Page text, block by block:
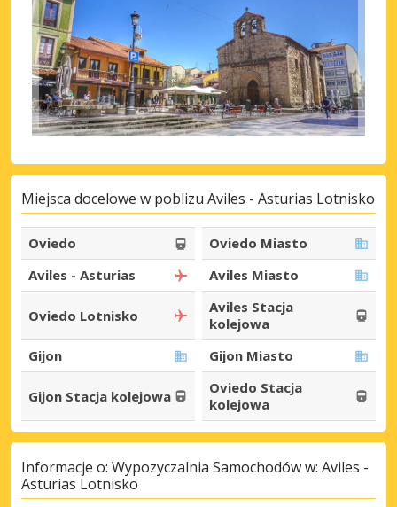
Miejsca docelowe w poblizu Aviles - Asturias Lotnisko
Oviedo
Oviedo Miasto
Aviles - Asturias
Aviles Miasto
Oviedo Lotnisko
Aviles Stacja
kolejowa
Gijon
Gijon Miasto
Gijon Stacja kolejowa
Oviedo Stacja
kolejowa
Informacje o: Wypozyczalnia Samochodów w: Aviles -
Asturias Lotnisko